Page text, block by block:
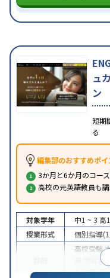
ュ
ン
短期
る
編集部のおすすめポイ
3か月と6か月のコー
高校の元英語教員も
対象学年 中1 ~ 3 高
授業形式
個別指導
高校受験
学習習
ト対策英